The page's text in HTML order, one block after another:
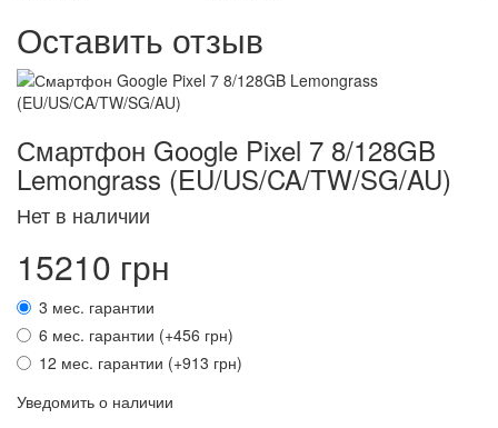
Оставить отзыв
Смартфон Google Pixel 7 8/128GB
Lemongrass (EU/US/CA/TW/SG/AU)
Нет в наличии
15210 грн
3 мес. гарантии
6 мес. гарантии (+456 грн)
12 мес. гарантии (+913 грн)
Уведомить о наличии